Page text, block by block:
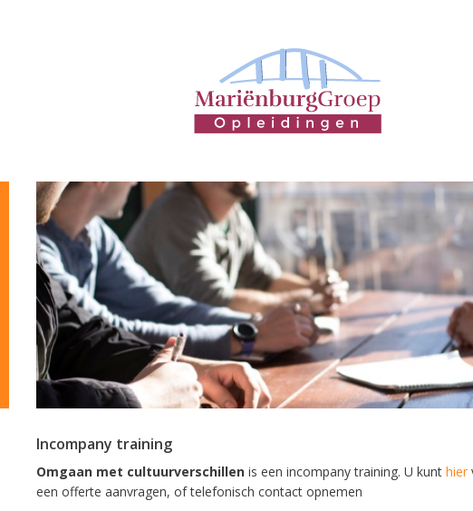
Incompany training
Omgaan met cultuurverschillenis een incompany training. U kunthier
een offerte aanvragen, of telefonisch contact opnemen